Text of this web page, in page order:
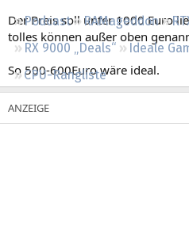
Podcast RAMageddon
RX 9000 „Deals“
Ideale
CPU-Rangliste
Der Preis soll unter 1000 Euro
tolles können außer oben
So 500-600Euro wäre ideal.